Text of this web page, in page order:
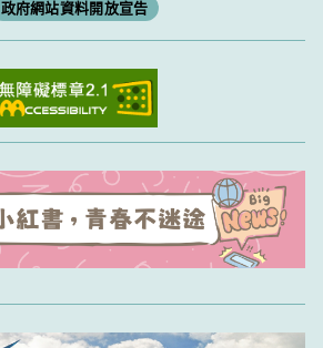
政府網站資料開放宣告